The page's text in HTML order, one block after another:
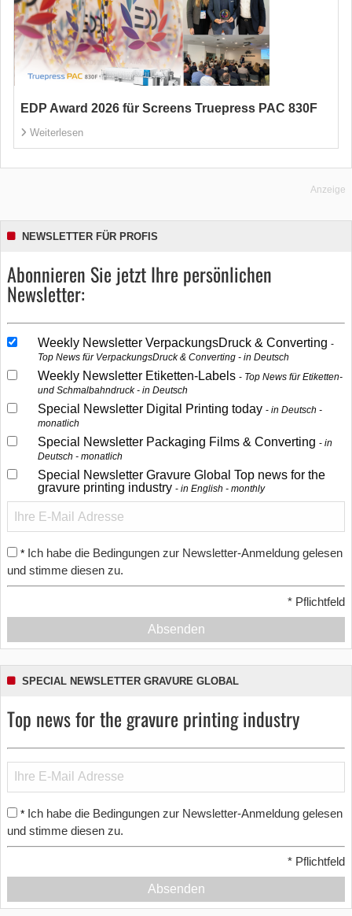
EDP Award 2026 für Screens Truepress PAC 830F
Weiterlesen
Anzeige
NEWSLETTER FÜR PROFIS
Abonnieren Sie jetzt Ihre persönlichen
Newsletter:
Weekly Newsletter VerpackungsDruck & Converting
Top News für VerpackungsDruck & Converting - in Deutsch
Weekly Newsletter Etiketten-Labels
Top News für Etiketten-
und Schmalbahndruck - in Deutsch
Special Newsletter Digital Printing today
in Deutsch -
monatlich
Special Newsletter Packaging Films & Converting
in
Deutsch - monatlich
Special Newsletter Gravure Global Top news for the
gravure printing industry
in English - monthly
* Ich habe die Bedingungen zur Newsletter-Anmeldung gelesen
und stimme diesen zu.
* Pflichtfeld
Absenden
SPECIAL NEWSLETTER GRAVURE GLOBAL
Top news for the gravure printing industry
* Ich habe die Bedingungen zur Newsletter-Anmeldung gelesen
und stimme diesen zu.
* Pflichtfeld
Absenden